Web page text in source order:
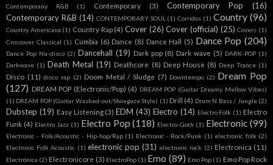
Contemporany R&B (1) Contemporary (3) Contemporary Pop
(16)
Contemporary R&B (14) CONTEMPORARY SOUL (1) Corridos (1) Country (96)
Country Americana (1) Country Rap (4) Cover (26) Cover (official) (25) Covers (1)
Crossover Classical (1) Cumbia (6) Dance (8) Dance Hall (5) Dance Pop (204)
Dance Pop Nu-disco (2) Dancehall (19) Dark pop (8) Dark wave (5) DARK-POP (1)
Darkwave (1) Death Metal (19) Deathcore (8) Deep House (8) Deep Trance (1)
Disco (11) disco rap (2) Doom Metal / Sludge (7) Downtempo (2) Dream Pop
(127) DREAM POP (Electronic/Pop) (4) DREAM POP (Guitar Dreamy Mellow Vibes)
(1) DREAM POP (Guitar Washed-out/Shoegaze Style) (1) Drill (4) Drum N Bass / Jungle (2)
Dubstep (19) Easy Listening (3) EDM (43) Electro (14) Electro Folk (1) Electro
Funk (4) Electro Jazz (1) Electro Pop (118) Electro-Goth (1) Electronic (99)
Electronic - Folk/Acoustic - Hip-hop/Rap (1) Electronic - Rock/Punk (1) electronic folk (2)
Electronic Folk Acoustic (1) electronic pop (31) electronic rock (2) Electronica (11)
Electrónica (2) Electronicore (3) ElectroPop (1) Emo (89) Emo Pop (1) Emo Pop Rock